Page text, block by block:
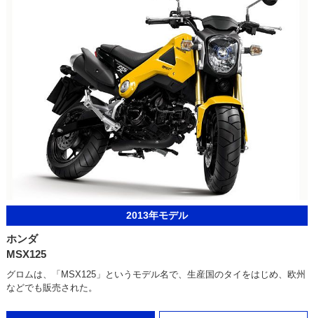
2013年モデル
ホンダ
MSX125
グロムは、「MSX125」というモデル名で、生産国のタイをはじめ、欧州
などでも販売された。